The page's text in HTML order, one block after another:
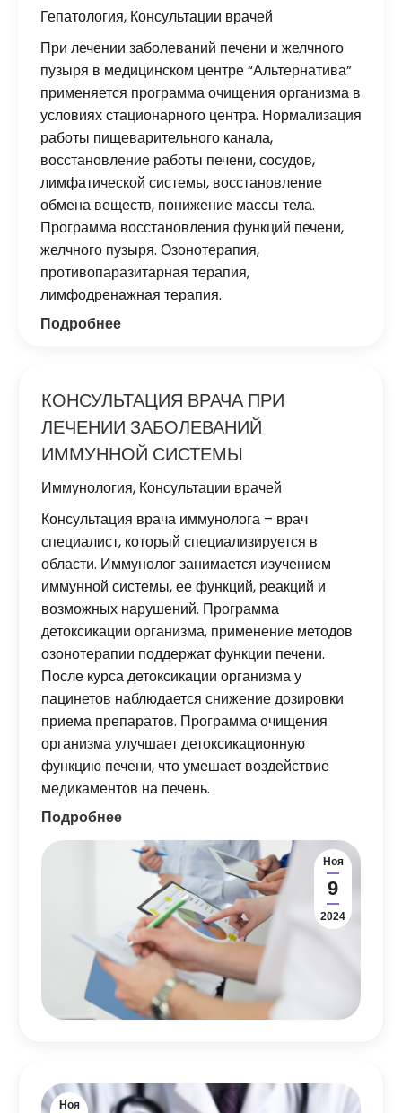
Гепатология, Консультации врачей
При лечении заболеваний печени и желчного
пузыря в медицинском центре “Альтернатива”
применяется программа очищения организма в
условиях стационарного центра. Нормализация
работы пищеварительного канала,
восстановление работы печени, сосудов,
лимфатической системы, восстановление
обмена веществ, понижение массы тела.
Программа восстановления функций печени,
желчного пузыря. Озонотерапия,
противопаразитарная терапия,
лимфодренажная терапия.
Подробнее
КОНСУЛЬТАЦИЯ ВРАЧА ПРИ
ЛЕЧЕНИИ ЗАБОЛЕВАНИЙ
ИММУННОЙ СИСТЕМЫ
Иммунология, Консультации врачей
Консультация врача иммунолога – врач
специалист, который специализируется в
области. Иммунолог занимается изучением
иммунной системы, ее функций, реакций и
возможных нарушений. Программа
детоксикации организма, применение методов
озонотерапии поддержат функции печени.
После курса детоксикации организма у
пацинетов наблюдается снижение дозировки
приема препаратов. Программа очищения
организма улучшает детоксикационную
функцию печени, что умешает воздействие
медикаментов на печень.
Подробнее
Ноя
9
2024
Ноя